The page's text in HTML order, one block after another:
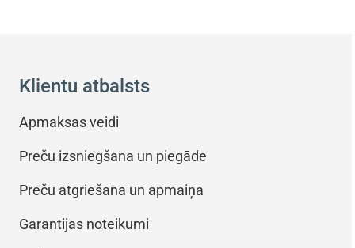
Klientu atbalsts
Apmaksas veidi
Preču izsniegšana un piegāde
Preču atgriešana un apmaiņa
Garantijas noteikumi